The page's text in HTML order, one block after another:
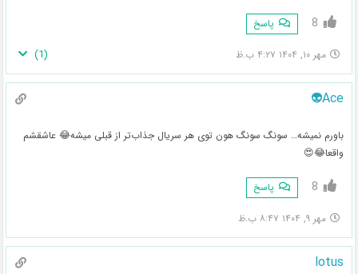
8 پاسخ
مهر ۱۰, ۱۴۰۴ ۴:۲۷ ب.ظ (
1
)
Ace👽
باورم نمیشه… سونگ سونگ هون توی هر سریال جذاب‌تر از قبلی میشه😂 عاشقشم
واقعا😂😍
8 پاسخ
مهر ۹, ۱۴۰۴ ۸:۴۷ ب.ظ
lotus